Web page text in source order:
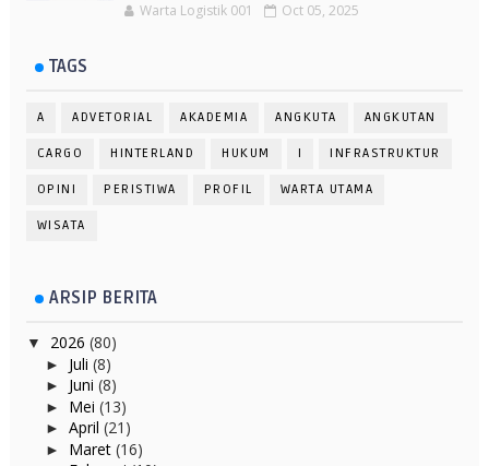
Warta Logistik 001 Oct 05, 2025
TAGS
A ADVETORIAL AKADEMIA ANGKUTA ANGKUTAN
CARGO HINTERLAND HUKUM I INFRASTRUKTUR
OPINI PERISTIWA PROFIL WARTA UTAMA
WISATA
ARSIP BERITA
▼ 2026 (80)
► Juli (8)
► Juni (8)
► Mei (13)
► April (21)
► Maret (16)